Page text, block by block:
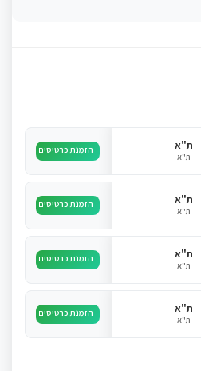
ת"א
ת"א
הזמנת כרטיסים
ת"א
ת"א
הזמנת כרטיסים
ת"א
ת"א
הזמנת כרטיסים
ת"א
ת"א
הזמנת כרטיסים